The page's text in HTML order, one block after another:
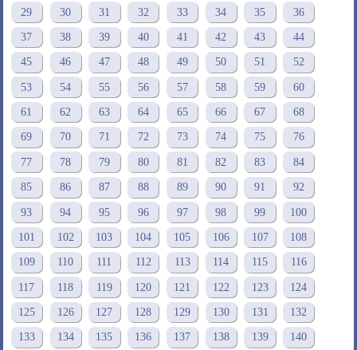
29 30 31 32 33 34 35 36
37 38 39 40 41 42 43 44
45 46 47 48 49 50 51 52
53 54 55 56 57 58 59 60
61 62 63 64 65 66 67 68
69 70 71 72 73 74 75 76
77 78 79 80 81 82 83 84
85 86 87 88 89 90 91 92
93 94 95 96 97 98 99 100
101 102 103 104 105 106 107 108
109 110 111 112 113 114 115 116
117 118 119 120 121 122 123 124
125 126 127 128 129 130 131 132
133 134 135 136 137 138 139 140